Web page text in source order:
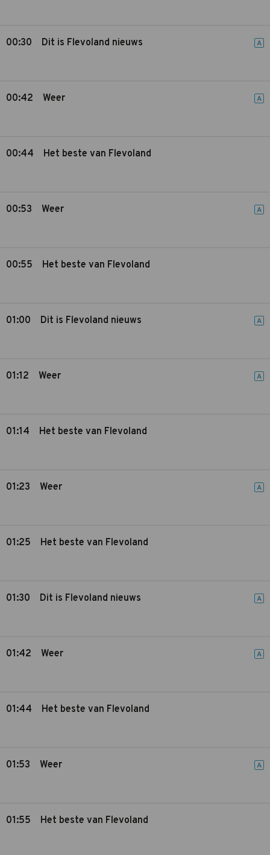
00:30 Dit is Flevoland nieuws A
00:42 Weer A
00:44 Het beste van Flevoland
00:53 Weer A
00:55 Het beste van Flevoland
01:00 Dit is Flevoland nieuws A
01:12 Weer A
01:14 Het beste van Flevoland
01:23 Weer A
01:25 Het beste van Flevoland
01:30 Dit is Flevoland nieuws A
01:42 Weer A
01:44 Het beste van Flevoland
01:53 Weer A
01:55 Het beste van Flevoland